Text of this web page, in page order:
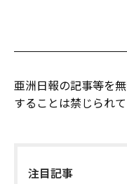
亜洲日報の記事等を
することは禁じられて
注目記事